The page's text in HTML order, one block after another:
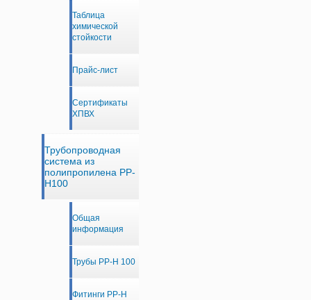
Таблица
химической
стойкости
Прайс-лист
Сертификаты
ХПВХ
Трубопроводная
система из
полипропилена PP-
H100
Общая
информация
Трубы PP-H 100
Фитинги PP-H